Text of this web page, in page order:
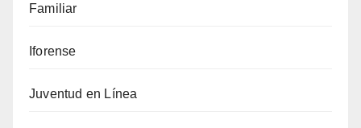
Familiar
Iforense
Juventud en Línea